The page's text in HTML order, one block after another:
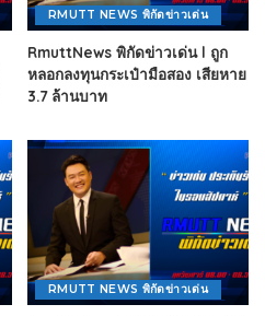
RMUTT NEWS พิกัดข่าวเด่น
RmuttNews พิกัดข่าวเด่น l ถูก
หลอกลงทุนกระเป๋ามือสอง เสียหาย
3.7 ล้านบาท
RMUTT NEWS พิกัดข่าวเด่น